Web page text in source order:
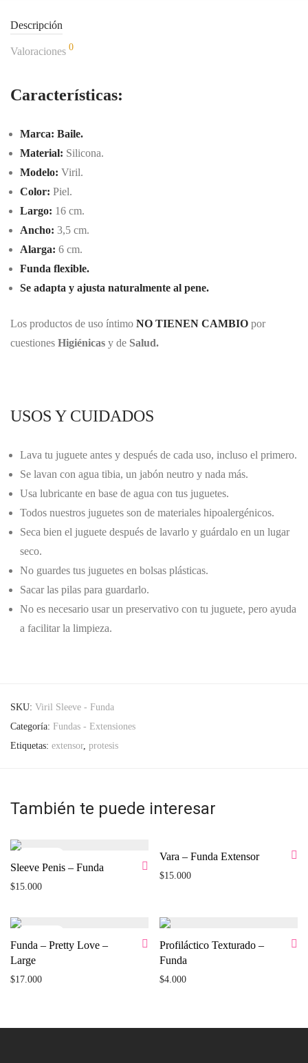
Descripción
Valoraciones 0
Características:
Marca: Baile.
Material: Silicona.
Modelo: Viril.
Color: Piel.
Largo: 16 cm.
Ancho: 3,5 cm.
Alarga: 6 cm.
Funda flexible.
Se adapta y ajusta naturalmente al pene.
Los productos de uso íntimo NO TIENEN CAMBIO por
cuestiones Higiénicas y de Salud.
USOS Y CUIDADOS
Lava tu juguete antes y después de cada uso, incluso el primero.
Se lavan con agua tibia, un jabón neutro y nada más.
Usa lubricante en base de agua con tus juguetes.
Todos nuestros juguetes son de materiales hipoalergénicos.
Seca bien el juguete después de lavarlo y guárdalo en un lugar
seco.
No guardes tus juguetes en bolsas plásticas.
Sacar las pilas para guardarlo.
No es necesario usar un preservativo con tu juguete, pero ayuda
a facilitar la limpieza.
SKU: Viril Sleeve - Funda
Categoría: Fundas - Extensiones
Etiquetas: extensor, protesis
También te puede interesar
Sleeve Penis – Funda
$15.000
Vara – Funda Extensor
$15.000
Funda – Pretty Love –
Large
$17.000
Profiláctico Texturado –
Funda
$4.000